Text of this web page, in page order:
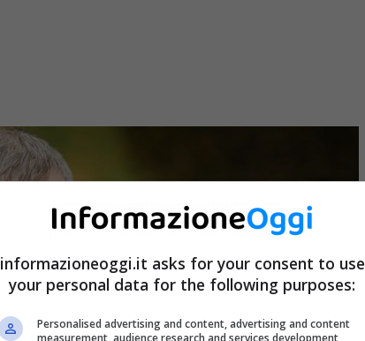
informazioneoggi.it asks for your consent to use
your personal data for the following purposes:
Personalised advertising and content, advertising and content
measurement, audience research and services development